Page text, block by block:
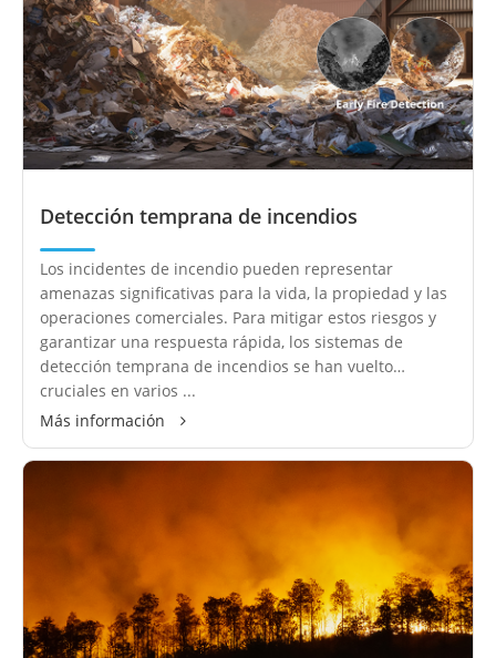
Detección temprana de incendios
Los incidentes de incendio pueden representar
amenazas significativas para la vida, la propiedad y las
operaciones comerciales. Para mitigar estos riesgos y
garantizar una respuesta rápida, los sistemas de
detección temprana de incendios se han vuelto
cruciales en varios ...
Más información